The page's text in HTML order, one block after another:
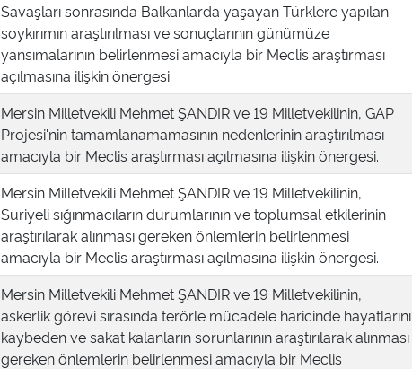
Savaşları sonrasında Balkanlarda yaşayan Türklere yapılan
soykırımın araştırılması ve sonuçlarının günümüze
yansımalarının belirlenmesi amacıyla bir Meclis araştırması
açılmasına ilişkin önergesi.
Mersin Milletvekili Mehmet ŞANDIR ve 19 Milletvekilinin, GAP
Projesi'nin tamamlanamamasının nedenlerinin araştırılması
amacıyla bir Meclis araştırması açılmasına ilişkin önergesi.
Mersin Milletvekili Mehmet ŞANDIR ve 19 Milletvekilinin,
Suriyeli sığınmacıların durumlarının ve toplumsal etkilerinin
araştırılarak alınması gereken önlemlerin belirlenmesi
amacıyla bir Meclis araştırması açılmasına ilişkin önergesi.
Mersin Milletvekili Mehmet ŞANDIR ve 19 Milletvekilinin,
askerlik görevi sırasında terörle mücadele haricinde hayatlarını
kaybeden ve sakat kalanların sorunlarının araştırılarak alınması
gereken önlemlerin belirlenmesi amacıyla bir Meclis